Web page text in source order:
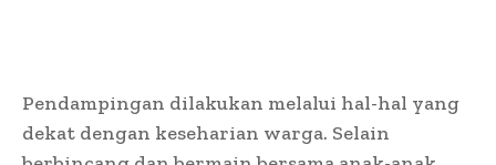
Pendampingan dilakukan melalui hal-hal yang
dekat dengan keseharian warga. Selain